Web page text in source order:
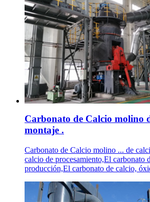
Carbonato de Calcio molino
montaje .
Carbonato de Calcio molino ... de
calcio de procesamiento,El carbonato
producción,El carbonato de calcio,